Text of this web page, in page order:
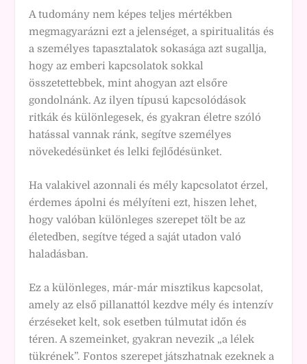
A tudomány nem képes teljes mértékben
megmagyarázni ezt a jelenséget, a spiritualitás és
a személyes tapasztalatok sokasága azt sugallja,
hogy az emberi kapcsolatok sokkal
összetettebbek, mint ahogyan azt elsőre
gondolnánk. Az ilyen típusú kapcsolódások
ritkák és különlegesek, és gyakran életre szóló
hatással vannak ránk, segítve személyes
növekedésünket és lelki fejlődésünket.
Ha valakivel azonnali és mély kapcsolatot érzel,
érdemes ápolni és mélyíteni ezt, hiszen lehet,
hogy valóban különleges szerepet tölt be az
életedben, segítve téged a saját utadon való
haladásban.
Ez a különleges, már-már misztikus kapcsolat,
amely az első pillanattól kezdve mély és intenzív
érzéseket kelt, sok esetben túlmutat időn és
téren. A szemeinket, gyakran nevezik „a lélek
tükrének”. Fontos szerepet játszhatnak ezeknek a